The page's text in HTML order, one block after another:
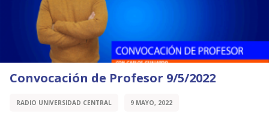
Convocación de Profesor 9/5/2022
RADIO UNIVERSIDAD CENTRAL 9 MAYO, 2022